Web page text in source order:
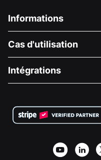
Informations
À propos de nous
Carrières
Confidentialité
Partenariat d'affiliation
Bibliothèque
Cas d'utilisation
Collecte de fonds
Collecte de fonds
Intégrations
Plugin de don Wix
Application de don
Don Joomla